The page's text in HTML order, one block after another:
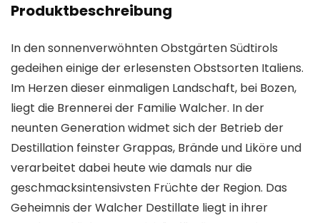
Produktbeschreibung
In den sonnenverwöhnten Obstgärten Südtirols
gedeihen einige der erlesensten Obstsorten Italiens.
Im Herzen dieser einmaligen Landschaft, bei Bozen,
liegt die Brennerei der Familie Walcher. In der
neunten Generation widmet sich der Betrieb der
Destillation feinster Grappas, Brände und Liköre und
verarbeitet dabei heute wie damals nur die
geschmacksintensivsten Früchte der Region. Das
Geheimnis der Walcher Destillate liegt in ihrer